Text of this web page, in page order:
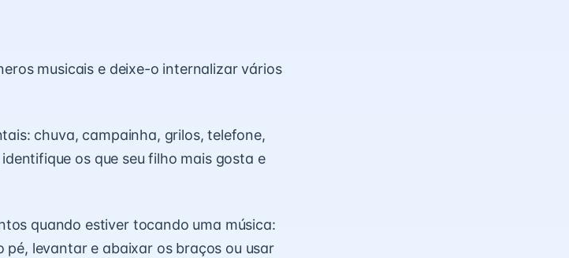
musicais e deixe-o internalizar vários
chuva, campainha, grilos, telefone,
os que seu filho mais gosta e
quando estiver tocando uma música:
levantar e abaixar os braços ou usar